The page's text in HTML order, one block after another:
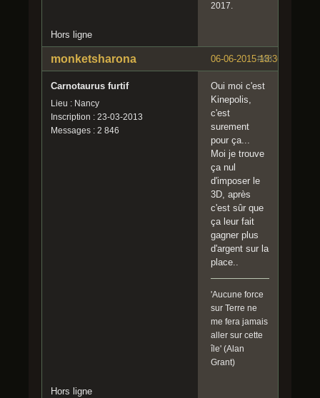
2017.
Hors ligne
#48
06-06-2015 13:36:07
monketsharona
Carnotaurus furtif
Lieu : Nancy
Inscription : 23-03-2013
Messages : 2 846
Oui moi c'est
Kinepolis,
c'est
surement
pour ça...
Moi je trouve
ça nul
d'imposer le
3D, après
c'est sûr que
ça leur fait
gagner plus
d'argent sur la
place..
'Aucune force
sur Terre ne
me fera jamais
aller sur cette
île' (Alan
Grant)
Hors ligne